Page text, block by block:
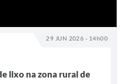
29 JUN 2026 - 14h00
lixo na zona rural de